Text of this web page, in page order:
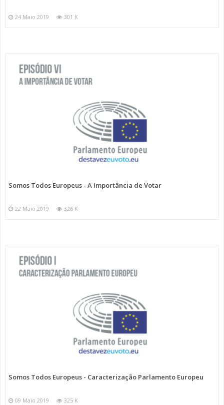
24 Maio 2019 301 K
Somos Todos Europeus - A Importância de Votar
22 Maio 2019 326 K
Somos Todos Europeus - Caracterização Parlamento Europeu
09 Maio 2019 325 K